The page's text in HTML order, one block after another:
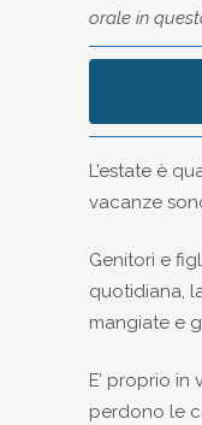
orale in
L’estate è
vacanze
Genitori e
quotidiana,
mangiate e
E’ proprio in
perdono le